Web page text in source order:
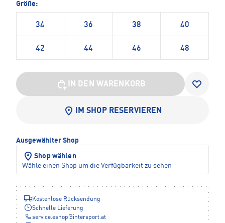
Größe:
34 36 38 40
42 44 46 48
IN DEN WARENKORB
IM SHOP RESERVIEREN
Ausgewählter Shop
Shop wählen
Wähle einen Shop um die Verfügbarkeit zu sehen
Kostenlose Rücksendung
Schnelle Lieferung
service.eshop@ intersport.at